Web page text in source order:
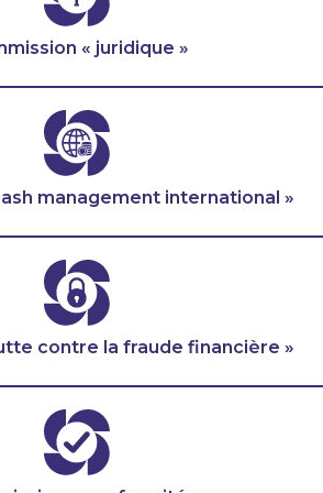
« juridique »
management international »
contre la fraude financière »